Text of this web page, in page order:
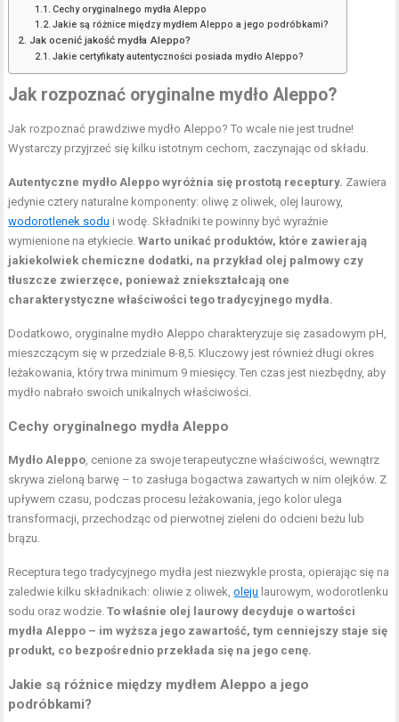
Cechy oryginalnego mydła Aleppo
Jakie są różnice między mydłem Aleppo a jego podróbkami?
Jak ocenić jakość mydła Aleppo?
Jakie certyfikaty autentyczności posiada mydło Aleppo?
Jak rozpoznać oryginalne mydło Aleppo?
Jak rozpoznać prawdziwe mydło Aleppo? To wcale nie jest trudne!
Wystarczy przyjrzeć się kilku istotnym cechom, zaczynając od składu.
Autentyczne mydło Aleppo wyróżnia się prostotą receptury. Zawiera
jedynie cztery naturalne komponenty: oliwę z oliwek, olej laurowy,
wodorotlenek sodu i wodę. Składniki te powinny być wyraźnie
wymienione na etykiecie.Warto unikać produktów, które zawierają
jakiekolwiek chemiczne dodatki, na przykład olej palmowy czy
tłuszcze zwierzęce, ponieważ zniekształcają one
charakterystyczne właściwości tego tradycyjnego mydła.
Dodatkowo, oryginalne mydło Aleppo charakteryzuje się zasadowym pH,
mieszczącym się w przedziale 8-8,5. Kluczowy jest również długi okres
leżakowania, który trwa minimum 9 miesięcy. Ten czas jest niezbędny, aby
mydło nabrało swoich unikalnych właściwości.
Cechy oryginalnego mydła Aleppo
Mydło Aleppo , cenione za swoje terapeutyczne właściwości, wewnątrz
skrywa zieloną barwę – to zasługa bogactwa zawartych w nim olejków. Z
upływem czasu, podczas procesu leżakowania, jego kolor ulega
transformacji, przechodząc od pierwotnej zieleni do odcieni beżu lub
brązu.
Receptura tego tradycyjnego mydła jest niezwykle prosta, opierając się na
zaledwie kilku składnikach: oliwie z oliwek,oleju laurowym, wodorotlenku
sodu oraz wodzie.To właśnie olej laurowy decyduje o wartości
mydła Aleppo – im wyższa jego zawartość, tym cenniejszy staje się
produkt, co bezpośrednio przekłada się na jego cenę.
Jakie są różnice między mydłem Aleppo a jego
podróbkami?